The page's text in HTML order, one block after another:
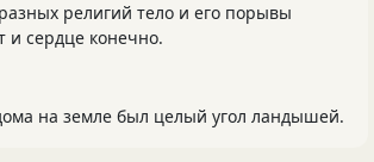
религий тело и его порывы
и сердце конечно.
на земле был целый угол ландышей.